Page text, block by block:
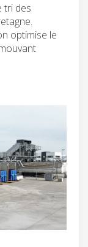
tri des
optimise le